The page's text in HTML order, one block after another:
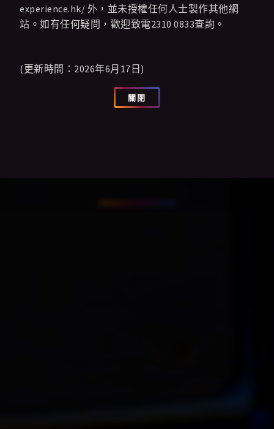
對話體驗・黑暗中
experience.hk/ 外，並未授權任何人士製作其他網
站。如有任何疑問，歡迎致電2310 0833查詢。
(更新時間：2026年6月17日)
關閉